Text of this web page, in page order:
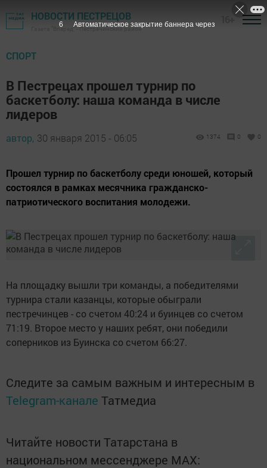
НОВОСТИ ПЕСТРЕЦОВ
Газета "Вперед" - Пестречинский район
СПОРТ
В Пестрецах прошел турнир по
баскетболу: наша команда в числе
лидеров
автор, 30 января 2015 - 06:05 1374 0 0
Прошел турнир по баскетболу среди юношей, который
состоялся в рамках месячника гражданско-
патриотического воспитания молодежи.
На площадку вышли три команды, а победителями
турнира стали казанцы, которые обыграли
пестречинцев - со счетом 40:24 и буинцев со счетом
71:19. Второе место у наших ребят, они победили
соперников из Буинска со счетом 66:27.
Следите за самым важным и интересным в
Telegram-канале Татмедиа
Читайте новости Татарстана в
национальном мессенджере MАХ:
6 Автоматическое закрытие баннера через